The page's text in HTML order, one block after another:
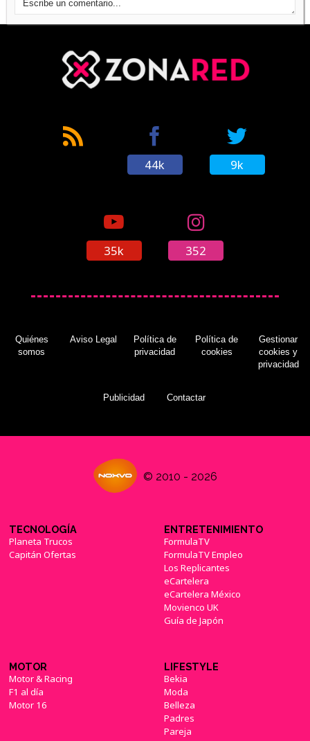
44k 9k
35k 352
Quiénes
somos
Aviso Legal
Política de
privacidad
Política de
cookies
Gestionar
cookies y
privacidad
Publicidad Contactar
© 2010 - 2026
TECNOLOGÍA
Planeta Trucos
Capitán Ofertas
ENTRETENIMIENTO
FormulaTV
FormulaTV Empleo
Los Replicantes
eCartelera
eCartelera México
Movienco UK
Guía de Japón
MOTOR
Motor & Racing
F1 al día
Motor 16
LIFESTYLE
Bekia
Moda
Belleza
Padres
Pareja